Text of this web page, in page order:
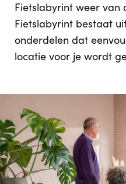
Fietslabyrint weer van
Fietslabyrint bestaat
onderdelen dat
locatie voor je wordt